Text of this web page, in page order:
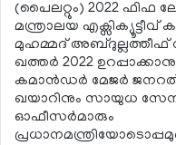
(പൈലറ്റും) 2022 ഫിഫ
മന്ത്രാലയ എക്സിക്യൂട്ടീവ്
മുഹമ്മദ്
ഖത്തര്‍ 2022
കമാന്‍ഡര്‍ മേജര്‍
ഖയാറിനും സായുധ
ഓഫീസര്‍മാരും